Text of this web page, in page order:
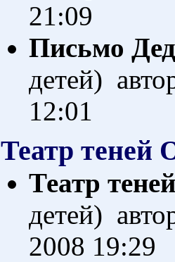
21:09
Письмо
детей)
12:01
Театр теней
Театр
детей)
2008 19:29